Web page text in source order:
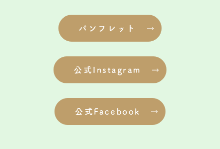
パンフレット
公式Instagram
公式Facebook